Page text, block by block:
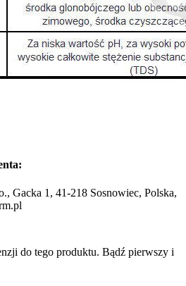
Gacka 1, 41-218 Sosnowiec, Polska,
do tego produktu. Bądź pierwszy i